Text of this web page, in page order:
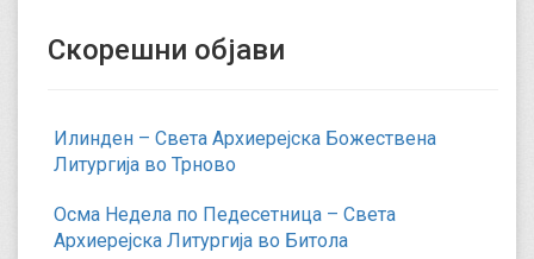
Скорешни објави
Илинден – Света Архиерејска Божествена
Литургија во Трново
Осма Недела по Педесетница – Света
Архиерејска Литургија во Битола